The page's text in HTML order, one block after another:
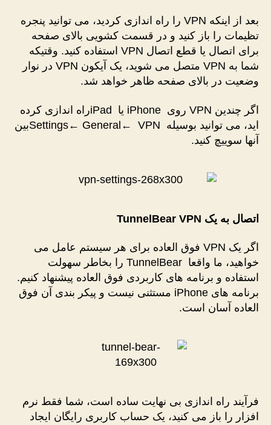
بعد از اینکه VPN را راه اندازی کردید، می توانید پنجره
تظیمات را باز کنید و در قسمت کشویی بالای صفحه
برای اتصال یا قطع اتصال VPN استفاده کنید. وقتیکه
شما به VPN متصل می شوید، یک آیکون VPN در نوار
وضعیت در بالای صفحه ظاهر خواهد شد.
اگر چندین VPN روی iPhone یا iPadراه اندازی کرده
اید، می توانید بوسیله Settings← General← VPNبین
آنها سوییچ کنید.
اتصال به یک TunnelBear VPN
اگر یک VPN فوق العاده برای هر سیستم عامل می
خواهید، ما واقعا TunnelBear را بخاطر سهولت
استفاده و برنامه های کاربردی فوق العاده پیشنهاد کنیم.
برنامه های iPhone مستثنی نیست و پیکر بندی آن فوق
العاده آسان است.
فرآیند راه اندازی بی نهایت ساده است، شما فقط نرم
افزار را باز می کنید، یک حساب کاربری رایگان ایجاد